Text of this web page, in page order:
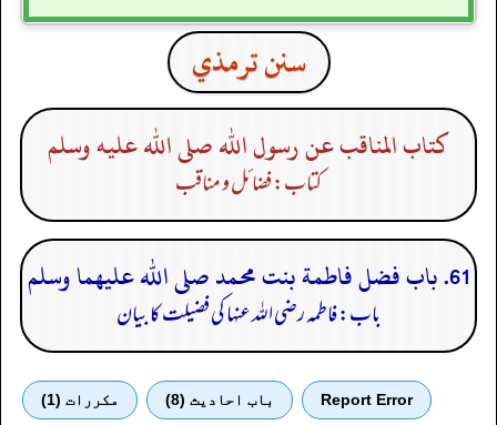
سنن ترمذي
كتاب المناقب عن رسول الله صلى الله عليه وسلم
کتاب: فضائل و مناقب
61. باب فضل فاطمة بنت محمد صلى الله عليهما وسلم
باب: فاطمہ رضی الله عنہا کی فضیلت کا بیان
Report Error باب احادیث (8) مكررات (1)